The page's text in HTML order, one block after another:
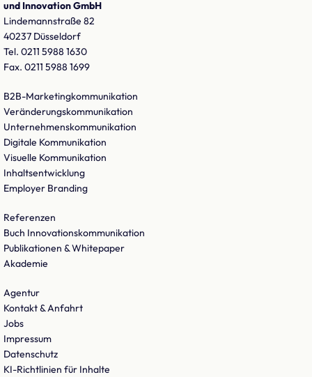
und Innovation GmbH
Lindemannstraße 82
40237 Düsseldorf
Tel. 0211 5988 1630
Fax. 0211 5988 1699
B2B-Marketingkommunikation
Veränderungskommunikation
Unternehmenskommunikation
Digitale Kommunikation
Visuelle Kommunikation
Inhaltsentwicklung
Employer Branding
Referenzen
Buch Innovationskommunikation
Publikationen & Whitepaper
Akademie
Agentur
Kontakt & Anfahrt
Jobs
Impressum
Datenschutz
KI-Richtlinien für Inhalte